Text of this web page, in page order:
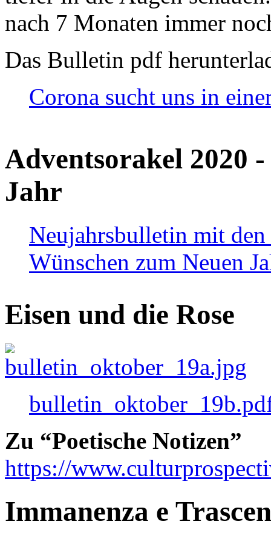
nach 7 Monaten immer
Das Bulletin pdf
Corona sucht uns in
Adventsorakel 2020
Jahr
Neujahrsbulletin mit den
Wünschen zum Neuen
Eisen und die Rose
Zu “Poetische Notizen”
https://
Immanenza e